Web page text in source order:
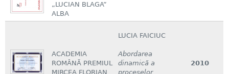
„LUCIAN BLAGA”
ALBA
ACADEMIA
ROMÂNĂ PREMIUL
MIRCEA FLORIAN
LUCIA FAICIUC
Abordarea
dinamică a
proceselor
2010